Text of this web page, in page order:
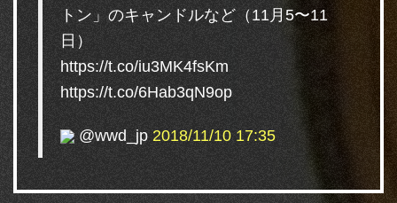
トン」のキャンドルなど（11月5〜11
日）
https://t.co/iu3MK4fsKm
https://t.co/6Hab3qN9op
@wwd_jp 2018/11/10 17:35